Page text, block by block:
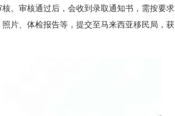
。审核通过后，会收到录取通知书，需按要求
片、体检报告等，提交至马来西亚移民局，获